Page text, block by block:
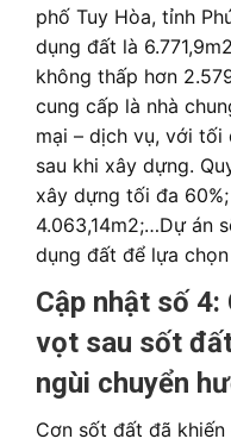
phố Tuy Hòa, tỉnh
dụng đất là
không thấp hơn
cung cấp là nhà
mại – dịch vụ, với tối
sau khi xây dựng.
xây dựng tối đa
4.063,14m2;…Dự án
dụng đất để lựa
Cập nhật số 4:
vọt sau sốt
ngùi chuyển
Cơn sốt đất đã